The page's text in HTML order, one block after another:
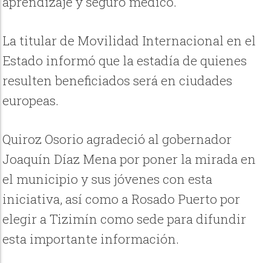
La titular de Movilidad Internacional en el
Estado informó que la estadía de quienes
resulten beneficiados será en ciudades
europeas.
Quiroz Osorio agradeció al gobernador
Joaquín Díaz Mena por poner la mirada en
el municipio y sus jóvenes con esta
iniciativa, así como a Rosado Puerto por
elegir a Tizimín como sede para difundir
esta importante información.